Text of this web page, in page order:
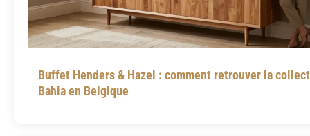
Buffet Henders & Hazel : comment retrouver la
Bahia en Belgique